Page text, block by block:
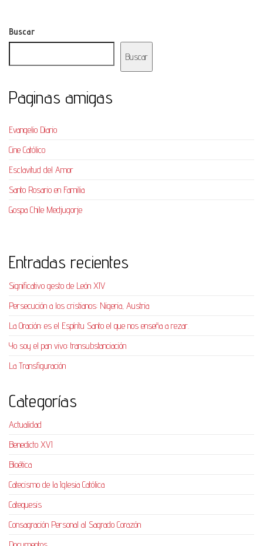
Buscar
Buscar
Paginas amigas
Evangelio Diario
Cine Católico
Esclavitud del Amor
Santo Rosario en Familia
Gospa Chile Medjugorje
Entradas recientes
Significativo gesto de León XIV
Persecución a los cristianos: Nigeria, Austria
La Oración: es el Espíritu Santo el que nos enseña a rezar.
Yo soy el pan vivo: transubstanciación
La Transfiguración
Categorías
Actualidad
Benedicto XVI
Bioética
Catecismo de la Iglesia Católica
Catequesis
Consagración Personal al Sagrado Corazón